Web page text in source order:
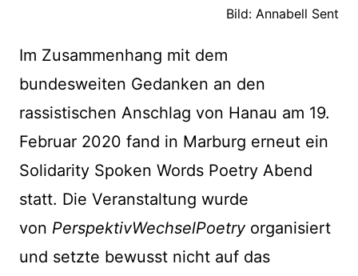
Bild: Annabell Sent
Im Zusammenhang mit dem
bundesweiten Gedanken an den
rassistischen Anschlag von Hanau am 19.
Februar 2020 fand in Marburg erneut ein
Solidarity Spoken Words Poetry Abend
statt. Die Veranstaltung wurde
von PerspektivWechselPoetry organisiert
und setzte bewusst nicht auf das